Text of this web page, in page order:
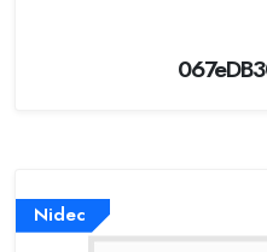
Nidec